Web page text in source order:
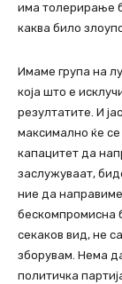
има толерирање
каква било
Имаме група на
која што е
резултатите. И
максимално ќе
капацитет да
заслужуваат,
ние да
бескомпромисна
секаков вид, не
зборувам. Нема
политичка